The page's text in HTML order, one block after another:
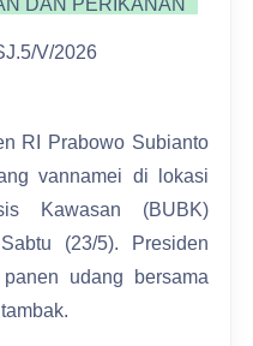
V/2026
RI Prabowo Subianto
vannamei di lokasi
Kawasan (BUBK)
(23/5). Presiden
udang bersama